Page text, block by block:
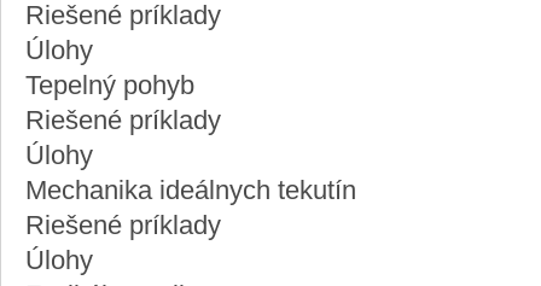
Riešené príklady
Úlohy
Tepelný pohyb
Riešené príklady
Úlohy
Mechanika ideálnych tekutín
Riešené príklady
Úlohy